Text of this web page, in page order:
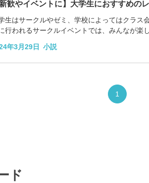
新歓やイベントに】大学生におすすめの
生はサークルやゼミ、学校によってはクラス
行われるサークルイベントでは、みんなが楽
年3月29日 小説
1
ド